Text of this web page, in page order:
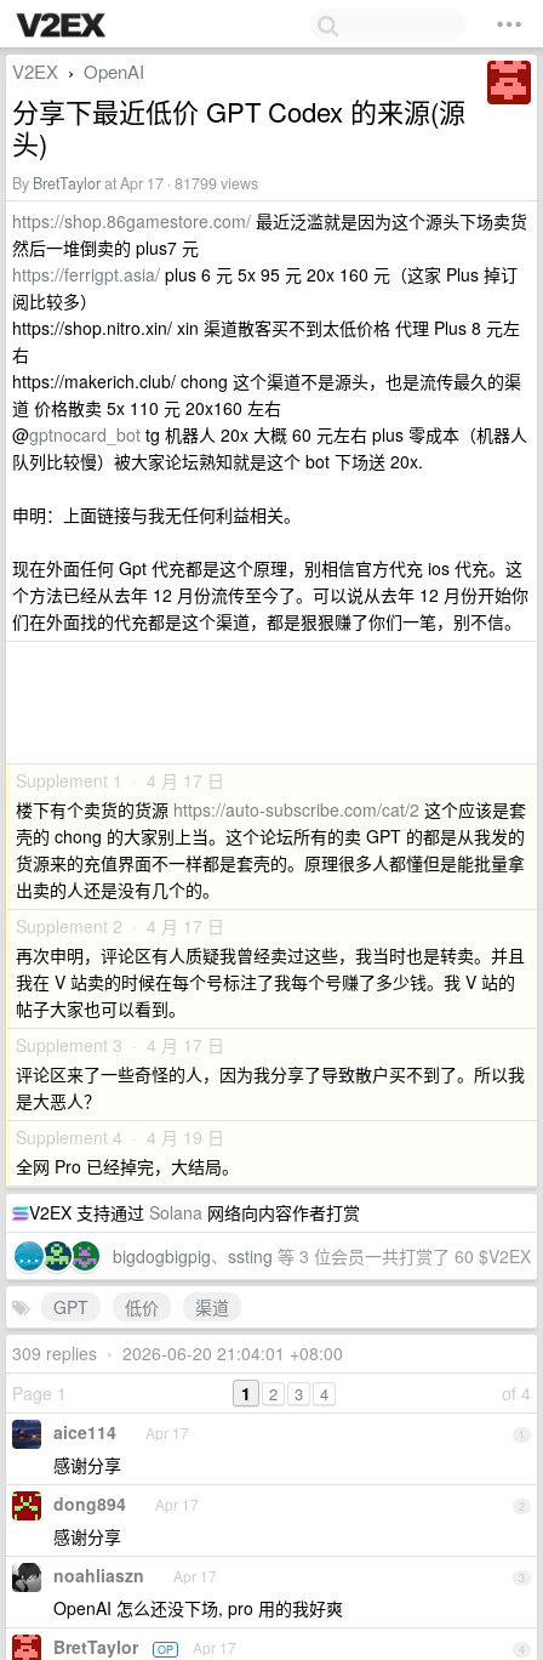
V2EX › OpenAI
分享下最近低价 GPT Codex 的来源(源
头)
By BretTaylorat Apr 17 · 81799 views
https://shop.86gamestore.com/ 最近泛滥就是因为这个源头下场卖货
然后一堆倒卖的 plus7 元
https://ferrigpt.asia/ plus 6 元 5x 95 元 20x 160 元（这家 Plus 掉订
阅比较多）
https://shop.nitro.xin/ xin 渠道散客买不到太低价格 代理 Plus 8 元左
右
https://makerich.club/ chong 这个渠道不是源头，也是流传最久的渠
道 价格散卖 5x 110 元 20x160 左右
@gptnocard_bot tg 机器人 20x 大概 60 元左右 plus 零成本（机器人
队列比较慢）被大家论坛熟知就是这个 bot 下场送 20x.
申明：上面链接与我无任何利益相关。
现在外面任何 Gpt 代充都是这个原理，别相信官方代充 ios 代充。这
个方法已经从去年 12 月份流传至今了。可以说从去年 12 月份开始你
们在外面找的代充都是这个渠道，都是狠狠赚了你们一笔，别不信。
Supplement 1 · 4 月 17 日
楼下有个卖货的货源 https://auto-subscribe.com/cat/2 这个应该是套
壳的 chong 的大家别上当。这个论坛所有的卖 GPT 的都是从我发的
货源来的充值界面不一样都是套壳的。原理很多人都懂但是能批量拿
出卖的人还是没有几个的。
Supplement 2 · 4 月 17 日
再次申明，评论区有人质疑我曾经卖过这些，我当时也是转卖。并且
我在 V 站卖的时候在每个号标注了我每个号赚了多少钱。我 V 站的
帖子大家也可以看到。
Supplement 3 · 4 月 17 日
评论区来了一些奇怪的人，因为我分享了导致散户买不到了。所以我
是大恶人？
Supplement 4 · 4 月 19 日
全网 Pro 已经掉完，大结局。
V2EX 支持通过 Solana 网络向内容作者打赏
bigdogbigpig、 ssting 等 3 位会员一共打赏了 60 $V2EX
GPT 低价
渠道
309 replies • 2026-06-20 21:04:01 +08:00
Page 1
of 4
1 2 3 4
1
aice114 Apr 17
感谢分享
2
dong894 Apr 17
感谢分享
3
noahliaszn Apr 17
OpenAI 怎么还没下场, pro 用的我好爽
4
BretTaylor OP Apr 17